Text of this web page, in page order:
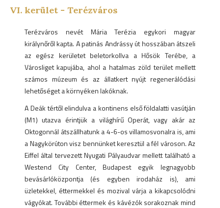
VI. kerület - Terézváros
Terézváros nevét Mária Terézia egykori magyar
királynőről kapta. A patinás Andrássy út hosszában átszeli
az egész kerületet beletorkollva a Hősök Terébe, a
Városliget kapujába, ahol a hatalmas zöld terület mellett
számos múzeum és az állatkert nyújt regenerálódási
lehetőséget a környéken lakóknak.
A Deák tértől elindulva a kontinens első földalatti vasútján
(M1) utazva érintjük a világhírű Operát, vagy akár az
Oktogonnál átszállhatunk a 4-6-os villamosvonalra is, ami
a Nagykörúton visz bennünket keresztül a fél városon. Az
Eiffel által tervezett Nyugati Pályaudvar mellett található a
Westend City Center, Budapest egyik legnagyobb
bevásárlóközpontja (és egyben irodaház is), ami
üzletekkel, éttermekkel és mozival várja a kikapcsolódni
vágyókat. További éttermek és kávézók sorakoznak mind